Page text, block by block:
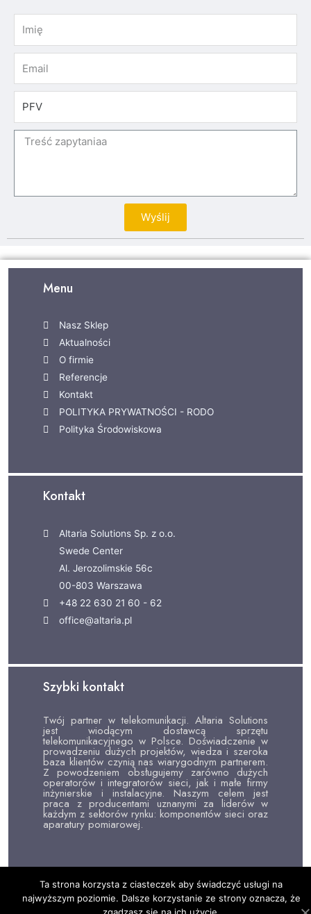
Wyślij
Menu
Nasz Sklep
Aktualności
O firmie
Referencje
Kontakt
POLITYKA PRYWATNOŚCI - RODO
Polityka Środowiskowa
Kontakt
Altaria Solutions Sp. z o.o.
Swede Center
Al. Jerozolimskie 56c
00-803 Warszawa
+48 22 630 21 60 - 62
office@altaria.pl
Szybki kontakt
Twój partner w telekomunikacji. Altaria Solutions
jest wiodącym dostawcą sprzętu
telekomunikacyjnego w Polsce. Doświadczenie w
prowadzeniu dużych projektów, wiedza i szeroka
baza klientów czynią nas wiarygodnym partnerem.
Z powodzeniem obsługujemy zarówno dużych
operatorów i integratorów sieci, jak i małe firmy
inżynierskie i instalacyjne. Naszym celem jest
praca z producentami uznanymi za liderów w
każdym z sektorów rynku: komponentów sieci oraz
aparatury pomiarowej.
Ta strona korzysta z ciasteczek aby świadczyć usługi na
najwyższym poziomie. Dalsze korzystanie ze strony oznacza, że